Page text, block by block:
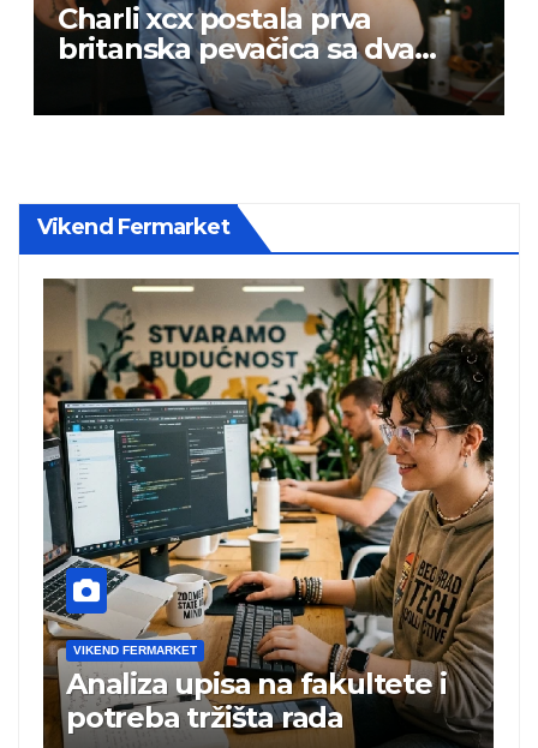
Charli xcx postala prva
britanska pevačica sa dva
albuma na prvom mestu u
istoj kalendarskoj godini
Vikend Fermarket
i
VIKEND FERMARKET
Charli xcx postala prva
britanska pevačica sa dva